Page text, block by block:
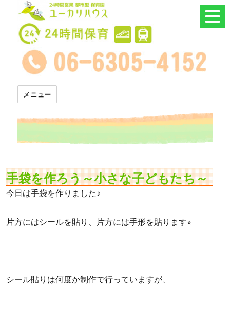
24時間託児所 ユーカリハウス
メニュー
手袋を作ろう～小さな子どもたち～
今日は手袋を作りました♪
片方にはシールを貼り、片方には手形を貼ります⭐︎
シール貼りは何度か制作で行っていますが、